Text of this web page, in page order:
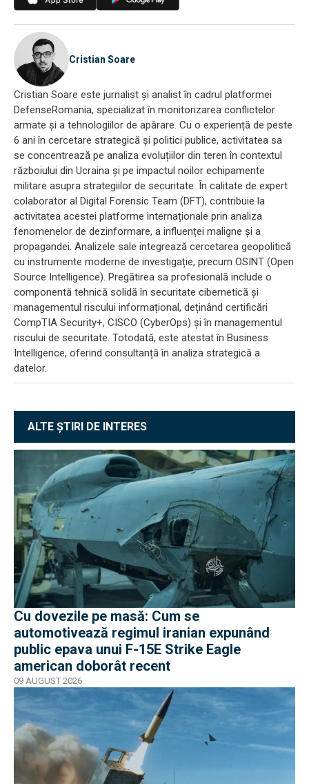
Cristian Soare
Cristian Soare este jurnalist și analist în cadrul platformei
DefenseRomania, specializat în monitorizarea conflictelor
armate și a tehnologiilor de apărare. Cu o experiență de peste
6 ani în cercetare strategică și politici publice, activitatea sa
se concentrează pe analiza evoluțiilor din teren în contextul
războiului din Ucraina și pe impactul noilor echipamente
militare asupra strategiilor de securitate. În calitate de expert
colaborator al Digital Forensic Team (DFT), contribuie la
activitatea acestei platforme internaționale prin analiza
fenomenelor de dezinformare, a influenței maligne și a
propagandei. Analizele sale integrează cercetarea geopolitică
cu instrumente moderne de investigație, precum OSINT (Open
Source Intelligence). Pregătirea sa profesională include o
componentă tehnică solidă în securitate cibernetică și
managementul riscului informațional, deținând certificări
CompTIA Security+, CISCO (CyberOps) și în managementul
riscului de securitate. Totodată, este atestat în Business
Intelligence, oferind consultanță în analiza strategică a
datelor.
ALTE ȘTIRI DE INTERES
Cu dovezile pe masă: Cum se
automotivează regimul iranian expunând
public epava unui F-15E Strike Eagle
american doborât recent
09 AUGUST 2026